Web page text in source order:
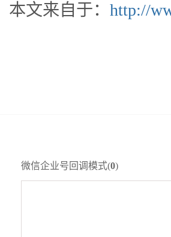
本文来自于： http://
微信企业号回调模式(0)